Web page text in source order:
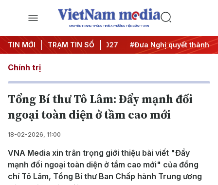
CHUYÊN TRANG THÔNG TIN ĐA PHƯƠNG TIỆN CỦA TTXVN
TIN MỚI TRẠM TIN SỐ
ương 3 #APEC 2027 #Đưa Nghị quyết thành hành
Chính trị
Tổng Bí thư Tô Lâm: Đẩy mạnh đối
ngoại toàn diện ở tầm cao mới
18-02-2026, 11:00
VNA Media xin trân trọng giới thiệu bài viết "Đẩy
mạnh đối ngoại toàn diện ở tầm cao mới" của đồng
chí Tô Lâm, Tổng Bí thư Ban Chấp hành Trung ương